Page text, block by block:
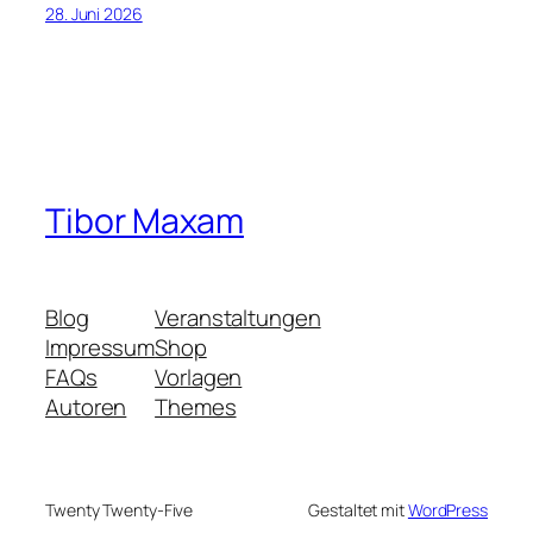
28. Juni 2026
Tibor Maxam
Blog
Impressum
FAQs
Autoren
Veranstaltungen
Shop
Vorlagen
Themes
Twenty Twenty-Five Gestaltet mitWordPress